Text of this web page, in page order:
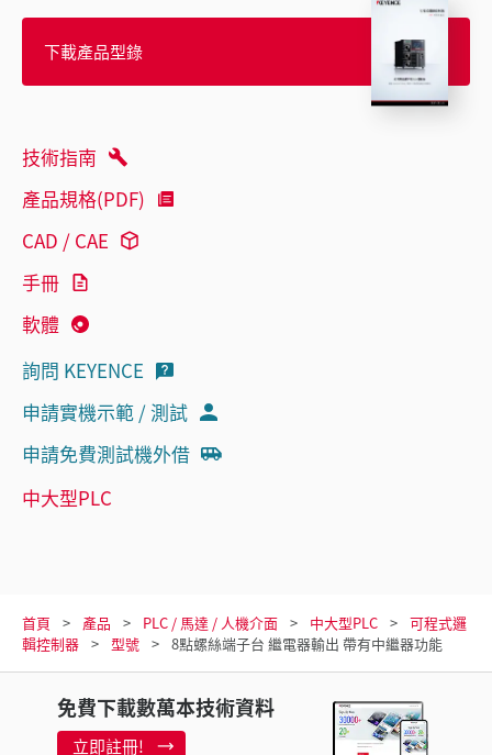
下載產品型錄
技術指南
產品規格(PDF)
CAD / CAE
手冊
軟體
詢問 KEYENCE
申請實機示範 / 測試
申請免費測試機外借
中大型PLC
首頁 產品 PLC / 馬達 / 人機介面 中大型PLC
可程式邏
輯控制器
型號 8點螺絲端子台 繼電器輸出 帶有中繼器功能
免費下載數萬本技術資料
立即註冊!